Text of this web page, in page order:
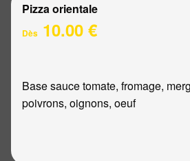
Pizza orientale
Dès 10.00 €
Base sauce tomate, fromage,
poivrons, oignons, oeuf